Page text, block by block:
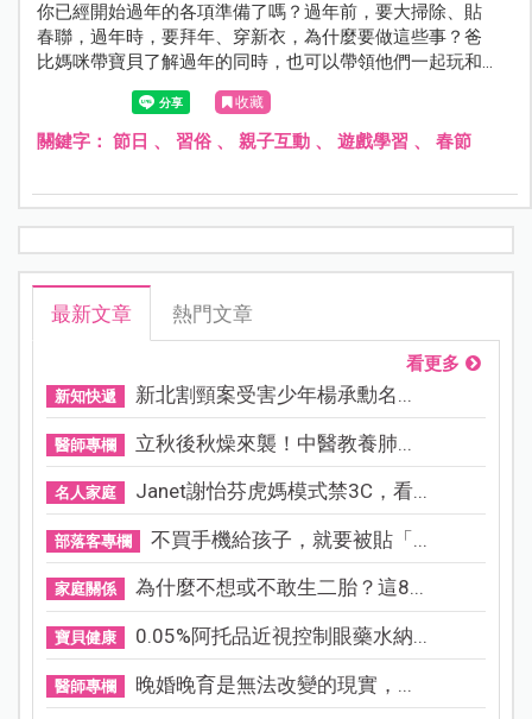
你已經開始過年的各項準備了嗎？過年前，要大掃除、貼
春聯，過年時，要拜年、穿新衣，為什麼要做這些事？爸
比媽咪帶寶貝了解過年的同時，也可以帶領他們一起玩和
年節有關的小遊戲，讓全家都能一起參與這個對孩子來說
極新鮮的年節假期。
收藏
關鍵字： 節日 、 習俗、 親子互動、 遊戲學習 、 春節
最新文章 熱門文章
看更多
新知快遞 新北割頸案受害少年楊承勳名...
醫師專欄 立秋後秋燥來襲！中醫教養肺...
名人家庭 Janet謝怡芬虎媽模式禁3C，看...
部落客專欄 不買手機給孩子，就要被貼「...
家庭關係 為什麼不想或不敢生二胎？這8...
寶貝健康 0.05%阿托品近視控制眼藥水納...
醫師專欄 晚婚晚育是無法改變的現實，...